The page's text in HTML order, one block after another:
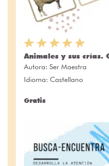
Animales y sus crías.
Autora: Ser Maestra
Idioma: Castellano
Gratis